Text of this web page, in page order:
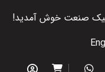
صنعت خوش آمدید!